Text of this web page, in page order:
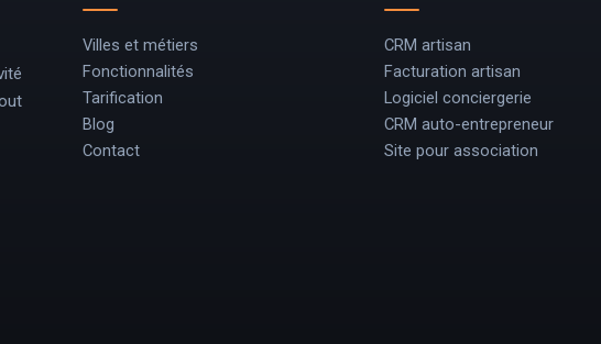
Villes et métiers
Fonctionnalités
Tarification
Blog
Contact
CRM artisan
Facturation artisan
Logiciel conciergerie
CRM auto-entrepreneur
Site pour association